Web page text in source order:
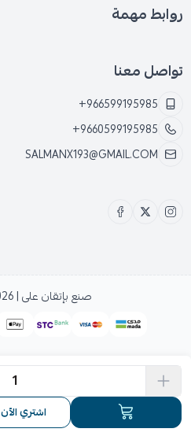
اشتري الآن
روابط مهمة
تواصل معنا
+966599195985
+9660599195985
SALMANX193@GMAIL.COM
صنع بإتقان على | 2026